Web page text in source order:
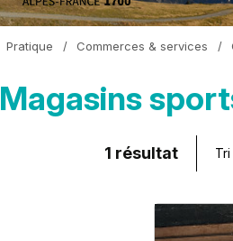
Pratique / Commerces & services /
Magasins
1 résultat Tri